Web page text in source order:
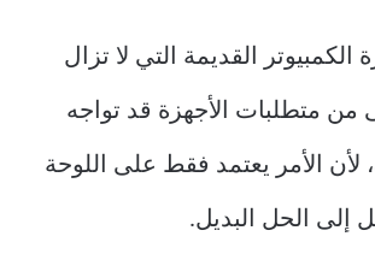
القديمة التي لا تزال
من متطلبات الأجهزة قد تواجه
الأمر يعتمد فقط على اللوحة
إلى الحل البديل.